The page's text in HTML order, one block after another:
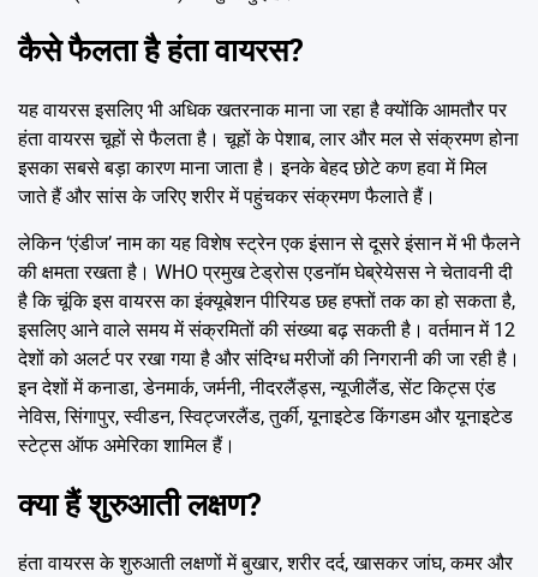
कैसे फैलता है हंता वायरस?
यह वायरस इसलिए भी अधिक खतरनाक माना जा रहा है क्योंकि आमतौर पर
हंता वायरस चूहों से फैलता है। चूहों के पेशाब, लार और मल से संक्रमण होना
इसका सबसे बड़ा कारण माना जाता है। इनके बेहद छोटे कण हवा में मिल
जाते हैं और सांस के जरिए शरीर में पहुंचकर संक्रमण फैलाते हैं।
लेकिन ‘एंडीज’ नाम का यह विशेष स्ट्रेन एक इंसान से दूसरे इंसान में भी फैलने
की क्षमता रखता है। WHO प्रमुख टेड्रोस एडनॉम घेब्रेयेसस ने चेतावनी दी
है कि चूंकि इस वायरस का इंक्यूबेशन पीरियड छह हफ्तों तक का हो सकता है,
इसलिए आने वाले समय में संक्रमितों की संख्या बढ़ सकती है। वर्तमान में 12
देशों को अलर्ट पर रखा गया है और संदिग्ध मरीजों की निगरानी की जा रही है।
इन देशों में कनाडा, डेनमार्क, जर्मनी, नीदरलैंड्स, न्यूजीलैंड, सेंट किट्स एंड
नेविस, सिंगापुर, स्वीडन, स्विट्जरलैंड, तुर्की, यूनाइटेड किंगडम और यूनाइटेड
स्टेट्स ऑफ अमेरिका शामिल हैं।
क्या हैं शुरुआती लक्षण?
हंता वायरस के शुरुआती लक्षणों में बुखार, शरीर दर्द, खासकर जांघ, कमर और